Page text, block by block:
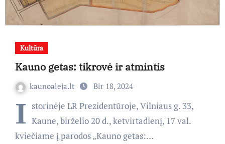
Kultūra
Kauno getas: tikrovė ir atmintis
kaunoaleja.lt Bir 18, 2024
I storinėje LR Prezidentūroje, Vilniaus g. 33,
Kaune, birželio 20 d., ketvirtadienį, 17 val.
kviečiame į parodos „Kauno getas:…